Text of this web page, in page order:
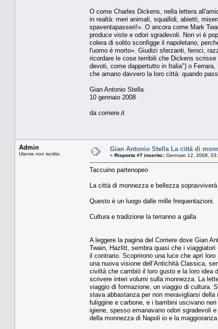
O come Charles Dickens, nella lettera
in realtà: meri animali, squallidi, abietti,
spaventapasseri!». O ancora come Mark
produce viste e odori sgradevoli. Non vi è
colera di solito sconfigge il napoletano,
l'uomo è morto». Giudizi sferzanti, feroci,
ricordare le cose terribili che Dickens
devoti, come dappertutto in Italia") o
che amano davvero la loro città: quando
Gian Antonio Stella
10 gennaio 2008
da corriere.it
Admin
Utente non iscritto
Gian Antonio Stella La città di
« Risposta #7 inserito:: Gennaio 12, 2008,
Taccuino partenopeo
La città di monnezza e bellezza
Questo è un luogo dalle mille frequentazioni.
Cultura e tradizione la terranno a galla
A leggere la pagina del Corriere dove Gian
Twain, Hazlitt, sembra quasi che i
il contrario. Scoprirono una luce che aprì
una nuova visione dell’Antichità Classica,
civiltà che cambiò il loro gusto e la loro idea
scrivere interi volumi sulla monnezza. La
viaggio di formazione, un viaggio di cultura.
stava abbastanza per non meravigliarsi
fuliggine e carbone, e i bambini uscivano
igiene, spesso emanavano odori sgradevoli
della monnezza di Napoli io e la